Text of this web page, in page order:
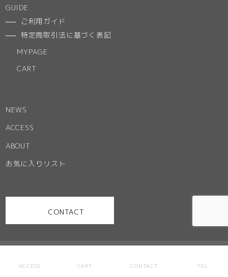
GUIDE
ご利用ガイド
特定商取引法に基づく表記
MYPAGE
CART
NEWS
ACCESS
ABOUT
お気に入りリスト
CONTACT
ACCESS CART CONTACT TEL